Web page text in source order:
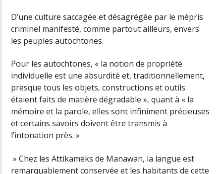
D’une culture saccagée et désagrégée par le mépris
criminel manifesté, comme partout ailleurs, envers
les peuples autochtones.
Pour les autochtones, « la notion de propriété
individuelle est une absurdité et, traditionnellement,
presque tous les objets, constructions et outils
étaient faits de matière dégradable », quant à « la
mémoire et la parole, elles sont infiniment précieuses
et certains savoirs doivent être transmis à
l’intonation près. »
» Chez les Attikameks de Manawan, la langue est
remarquablement conservée et les habitants de cette